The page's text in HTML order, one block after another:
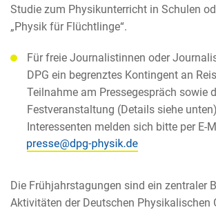
Studie zum Physikunterricht in Schulen
„Physik für Flüchtlinge“.
Für freie Journalistinnen oder
DPG ein begrenztes Kontingent an
Teilnahme am Pressegespräch sowie
Festveranstaltung (Details siehe
Interessenten melden sich bitte per E-
Die Frühjahrstagungen sind ein zentraler
Aktivitäten der Deutschen Physikalischen